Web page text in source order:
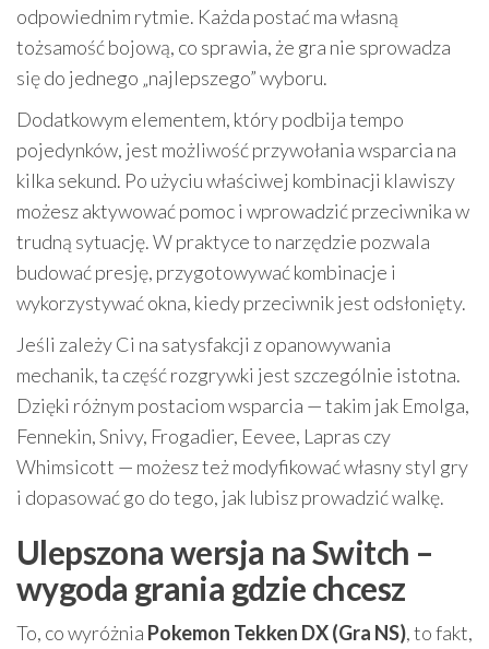
odpowiednim rytmie. Każda postać ma własną
tożsamość bojową, co sprawia, że gra nie sprowadza
się do jednego „najlepszego” wyboru.
Dodatkowym elementem, który podbija tempo
pojedynków, jest możliwość przywołania wsparcia na
kilka sekund. Po użyciu właściwej kombinacji klawiszy
możesz aktywować pomoc i wprowadzić przeciwnika w
trudną sytuację. W praktyce to narzędzie pozwala
budować presję, przygotowywać kombinacje i
wykorzystywać okna, kiedy przeciwnik jest odsłonięty.
Jeśli zależy Ci na satysfakcji z opanowywania
mechanik, ta część rozgrywki jest szczególnie istotna.
Dzięki różnym postaciom wsparcia — takim jak Emolga,
Fennekin, Snivy, Frogadier, Eevee, Lapras czy
Whimsicott — możesz też modyfikować własny styl gry
i dopasować go do tego, jak lubisz prowadzić walkę.
Ulepszona wersja na Switch –
wygoda grania gdzie chcesz
To, co wyróżnia Pokemon Tekken DX (Gra NS), to fakt,